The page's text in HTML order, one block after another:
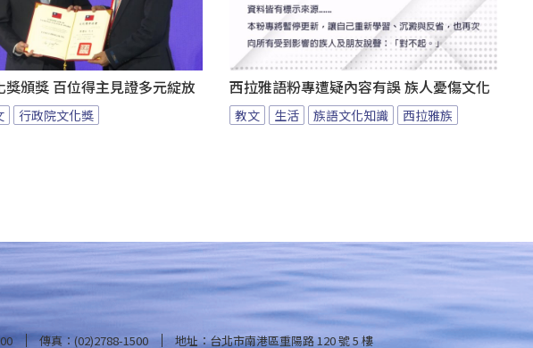
獎頒獎 百位得主見證多元綻放
行政院文化獎
西拉雅語粉專遭疑內容有誤 族人憂傷文化
教文 生活 族語文化知識 西拉雅族
傳真：(02)2788-1500 地址：台北市南港區重陽路 120 號 5 樓